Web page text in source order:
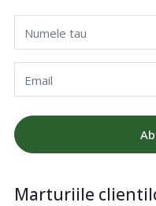
Numele tau
Email
Marturiile